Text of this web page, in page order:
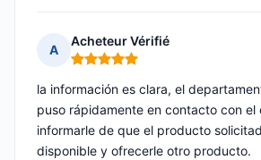
A
Acheteur Vérifié
Nota: 5 de 5
la información es clara, el
puso rápidamente en contacto con el
informarle de que el producto
disponible y ofrecerle otro producto.